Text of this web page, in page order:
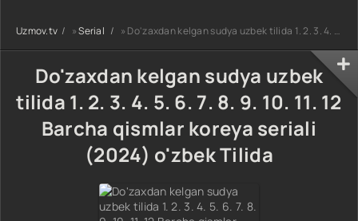
tarjima kino Full
HD tas-ix
Uzmov.tv »Serial » Do'zaxdan kelgan sudya uzbek tilida 1. 2. 3. 4. 5. 6. 7. 8. 9. 10. 11. 12 Barcha qismlar koreya seriali (2024) o'zbek Tilida
Do'zaxdan kelgan sudya uzbek
tilida 1. 2. 3. 4. 5. 6. 7. 8. 9. 10. 11. 12
Barcha qismlar koreya seriali
(2024) o'zbek Tilida